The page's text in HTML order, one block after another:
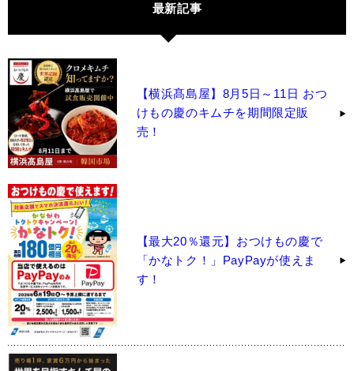
最新記事
【横浜髙島屋】8月5日～11日 おつ
けもの慶のキムチを期間限定販
売！
【最大20％還元】おつけもの慶で
「かなトク！」PayPayが使えま
す！